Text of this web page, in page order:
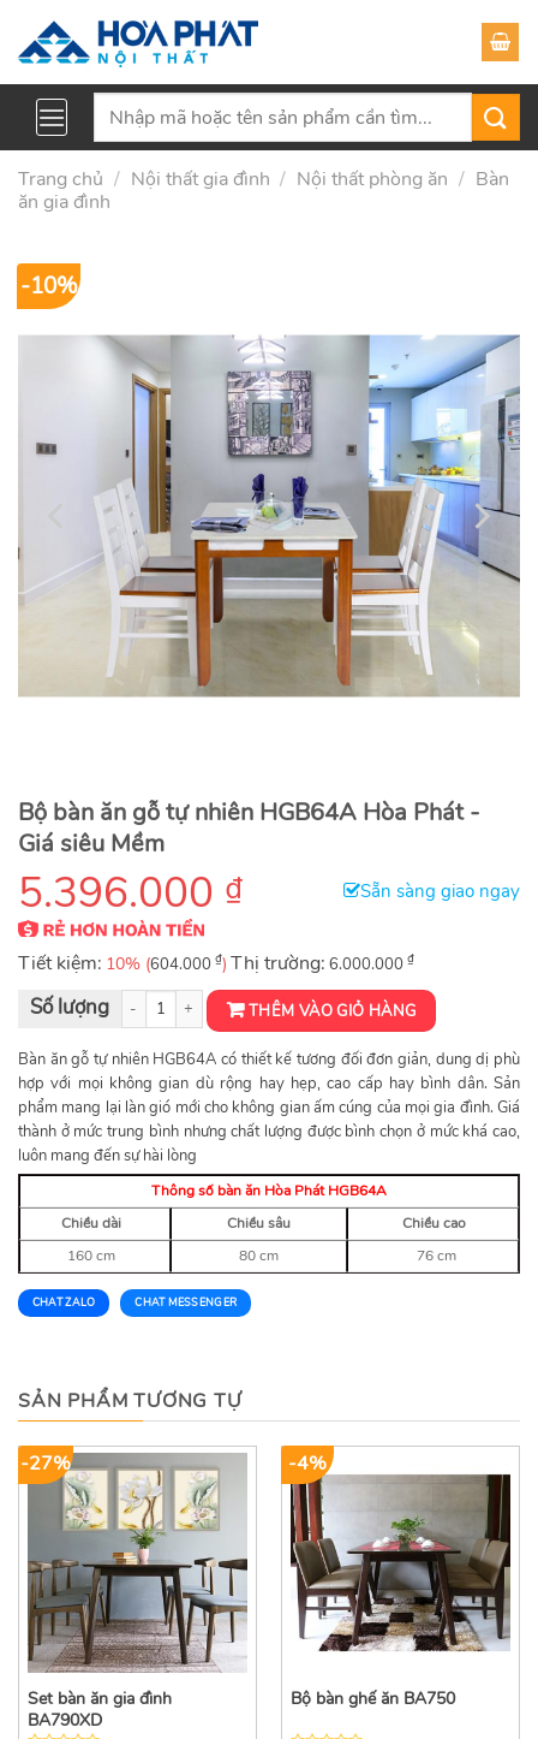
Tìm
Trang chủ / Nội thất gia đình / Nội thất phòng ăn / Bàn
ăn gia đình
-10%
Bộ bàn ăn gỗ tự nhiên HGB64A Hòa Phát -
Giá siêu Mềm
5.396.000 ₫ Sẵn sàng giao ngay
Tiết kiệm: 10% (604.000 ₫) Thị trường: 6.000.000 ₫
Bàn ăn khung gỗ tự nhiên Hòa Phát HGB64A số lượng
THÊM VÀO GIỎ HÀNG
Bàn ăn gỗ tự nhiên HGB64A có thiết kế tương đối đơn giản, dung dị phù
hợp với mọi không gian dù rộng hay hẹp, cao cấp hay bình dân. Sản
phẩm mang lại làn gió mới cho không gian ấm cúng của mọi gia đình. Giá
thành ở mức trung bình nhưng chất lượng được bình chọn ở mức khá cao,
luôn mang đến sự hài lòng
Thông số bàn ăn Hòa Phát HGB64A
Chiều dài
Chiều sâu
Chiều cao
160 cm
80 cm 76 cm
CHAT ZALO CHAT MESSENGER
SẢN PHẨM TƯƠNG TỰ
-27%
Set bàn ăn gia đình
BA790XD
-4%
Bộ bàn ghế ăn BA750